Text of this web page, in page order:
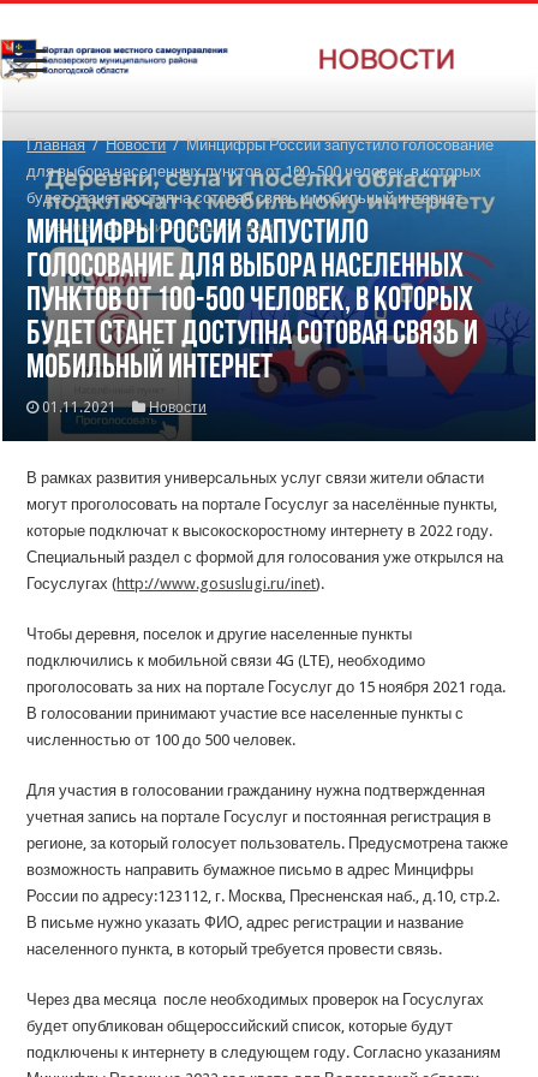
Главная / Новости / Минцифры России запустило голосование
для выбора населенных пунктов от 100-500 человек, в которых
будет станет доступна сотовая связь и мобильный интернет
Минцифры России запустило
голосование для выбора населенных
пунктов от 100-500 человек, в которых
будет станет доступна сотовая связь и
мобильный интернет
01.11.2021 Новости
В рамках развития универсальных услуг связи жители области
могут проголосовать на портале Госуслуг за населённые пункты,
которые подключат к высокоскоростному интернету в 2022 году.
Специальный раздел с формой для голосования уже открылся на
Госуслугах (http://www.gosuslugi.ru/inet).
Чтобы деревня, поселок и другие населенные пункты
подключились к мобильной связи 4G (LTE), необходимо
проголосовать за них на портале Госуслуг до 15 ноября 2021 года.
В голосовании принимают участие все населенные пункты с
численностью от 100 до 500 человек.
Для участия в голосовании гражданину нужна подтвержденная
учетная запись на портале Госуслуг и постоянная регистрация в
регионе, за который голосует пользователь. Предусмотрена также
возможность направить бумажное письмо в адрес Минцифры
России по адресу:123112, г. Москва, Пресненская наб., д.10, стр.2.
В письме нужно указать ФИО, адрес регистрации и название
населенного пункта, в который требуется провести связь.
Через два месяца после необходимых проверок на Госуслугах
будет опубликован общероссийский список, которые будут
подключены к интернету в следующем году. Согласно указаниям